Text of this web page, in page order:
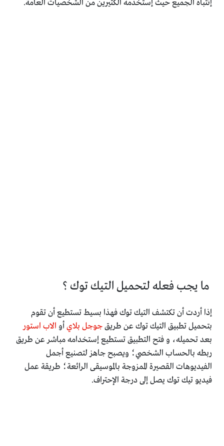
إنتباه الجميع حيث إستخدمه الكثيرين من الشخصيات العامة.
ما يجب فعله لتحميل التيك توك ؟
إذا أردت أن تكتشف التيك توك فهذا بسيطتستطيع أن تقوم
بتحميل تطبيق التيك توك عن طريقجوجل بلاي أو الاب استور
بعد تحميله، و فتح التطبيق تستطيع إستخدامه مباشر عن طريق
ربطه بالحساب الشخصي؛ ويصبح جاهز لتصنيع أجمل
الفيديوهات القصيرة الممزوجة بالموسيقى الرائعة؛ طريقة عمل
فيديو تيك توك يصل إلى درجة الإحتراف.